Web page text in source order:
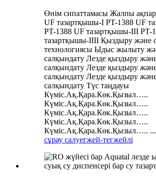
Өнім сипаттамасы Жалпы
UF тазартқышы-I PT-1388 UF
PT-1388 UF тазартқышы-III PT-
тазартқышы-IIII Қыздыру және
технологиясы Ыдыс жылыту
салқындату Лезде қыздыру
салқындату Лезде қыздыру және
салқындату Лезде қыздыру
салқындату Түс таңдауы
Күміс.Ақ.Қара.Көк.Қызыл…..
Күміс.Ақ.Қара.Көк.Қызыл…..
Күміс.Ақ.Қара.Көк.Қызыл…..
Күміс.Ақ.Қара.Көк.Қызыл…..
Күміс.Ақ.Қара.Көк.Қызыл….. ...
сұрау салуегжей-тегжейлі